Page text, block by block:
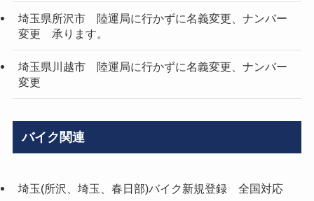
埼玉県所沢市 陸運局に行かずに名義変更、ナンバー
変更 承ります。
埼玉県川越市 陸運局に行かずに名義変更、ナンバー
変更
バイク関連
埼玉(所沢、埼玉、春日部)バイク新規登録 全国対応